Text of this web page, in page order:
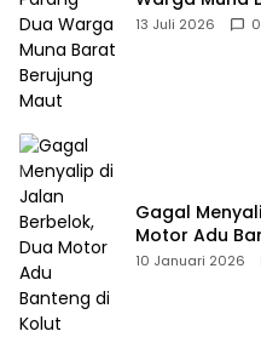
13 Juli 2026 0
Gagal
Motor Adu
10 Januari 2026